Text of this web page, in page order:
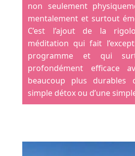
non seulement
mentalement et surtout
C’est l’ajout de la
méditation qui fait
programme et qui
profondément efficace
beaucoup plus durables
simple détox ou d’une